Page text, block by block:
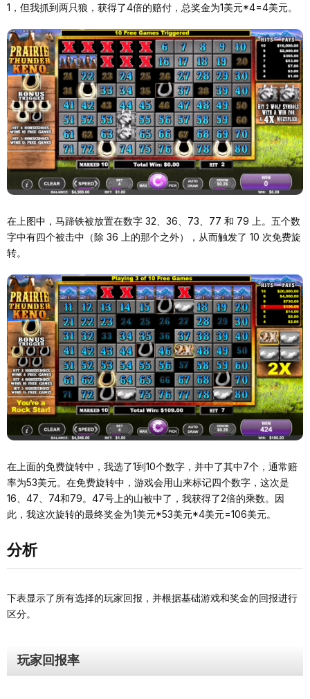
1，但我抓到两只狼，获得了4倍的赔付，总奖金为1美元*4=4美元。
在上图中，马蹄铁被放置在数字 32、36、73、77 和 79 上。五个数
字中有四个被击中（除 36 上的那个之外），从而触发了 10 次免费旋
转。
在上面的免费旋转中，我选了1到10个数字，并中了其中7个，通常赔
率为53美元。在免费旋转中，游戏会用山来标记四个数字，这次是
16、47、74和79。47号上的山被中了，我获得了2倍的乘数。因
此，我这次旋转的最终奖金为1美元*53美元*4美元=106美元。
分析
下表显示了所有选择的玩家回报，并根据基础游戏和奖金的回报进行
区分。
玩家回报率